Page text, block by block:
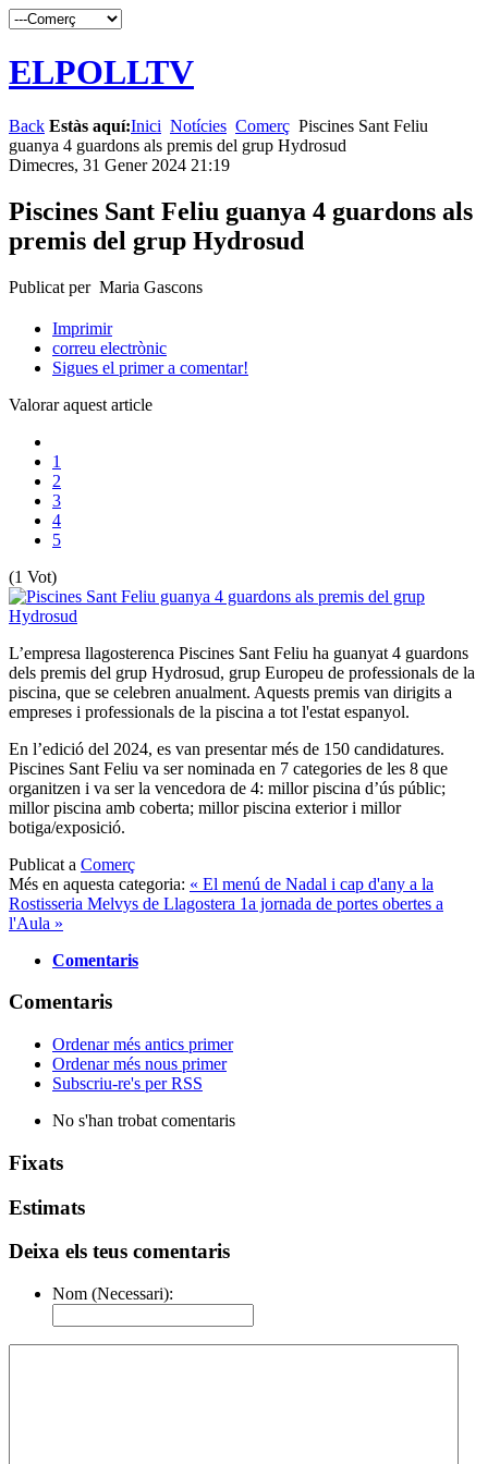
ELPOLLTV
Back Estàs aquí:Inici Notícies Comerç Piscines Sant Feliu
guanya 4 guardons als premis del grup Hydrosud
Dimecres, 31 Gener 2024 21:19
Piscines Sant Feliu guanya 4 guardons als
premis del grup Hydrosud
Publicat per Maria Gascons
Imprimir
correu electrònic
Sigues el primer a comentar!
Valorar aquest article
1
2
3
4
5
(1 Vot)
L’empresa llagosterenca Piscines Sant Feliu ha guanyat 4 guardons
dels premis del grup Hydrosud, grup Europeu de professionals de la
piscina, que se celebren anualment. Aquests premis van dirigits a
empreses i professionals de la piscina a tot l'estat espanyol.
En l’edició del 2024, es van presentar més de 150 candidatures.
Piscines Sant Feliu va ser nominada en 7 categories de les 8 que
organitzen i va ser la vencedora de 4: millor piscina d’ús públic;
millor piscina amb coberta; millor piscina exterior i millor
botiga/exposició.
Publicat a Comerç
Més en aquesta categoria: « El menú de Nadal i cap d'any a la
Rostisseria Melvys de Llagostera 1a jornada de portes obertes a
l'Aula »
Comentaris
Comentaris
Ordenar més antics primer
Ordenar més nous primer
Subscriu-re's per RSS
No s'han trobat comentaris
Fixats
Estimats
Deixa els teus comentaris
Nom (Necessari):